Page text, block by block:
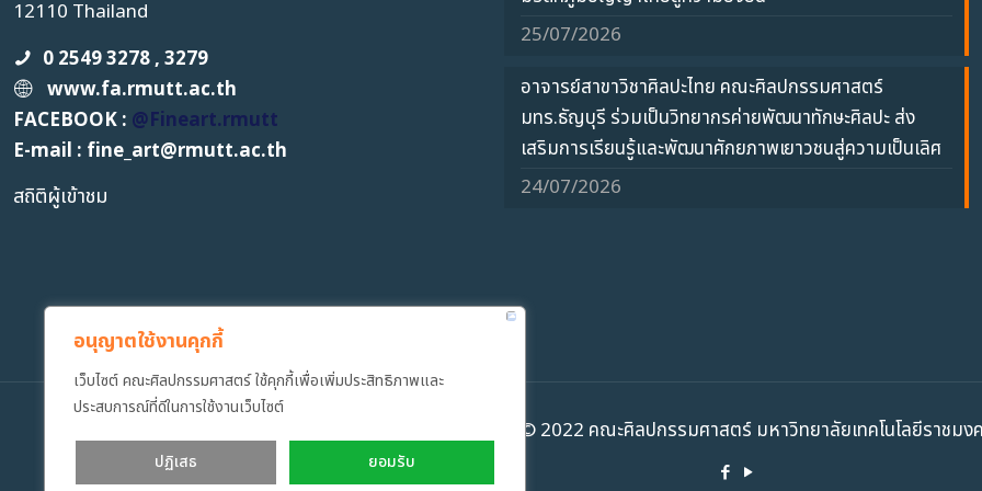
อนุญาตใช้งานคุกกี้
เว็บไซต์ คณะศิลปกรรมศาสตร์ ใช้คุกกี้เพื่อเพิ่มประสิทธิภาพและ
ประสบการณ์ที่ดีในการใช้งานเว็บไซต์
ปฏิเสธ ยอมรับ
12110 Thailand
0 2549 3278 , 3279
www.fa.rmutt.ac.th
FACEBOOK : @Fineart.rmutt
E-mail : fine_art@rmutt.ac.th
สถิติผู้เข้าชม
25/07/2026
อาจารย์สาขาวิชาศิลปะไทย คณะศิลปกรรมศาสตร์
มทร.ธัญบุรี ร่วมเป็นวิทยากรค่ายพัฒนาทักษะศิลปะ ส่ง
เสริมการเรียนรู้และพัฒนาศักยภาพเยาวชนสู่ความเป็นเลิศ
24/07/2026
Copyright ©️ 2022 คณะศิลปกรรมศาสตร์ มหาวิทยาลัยเทคโนโลยีราชม